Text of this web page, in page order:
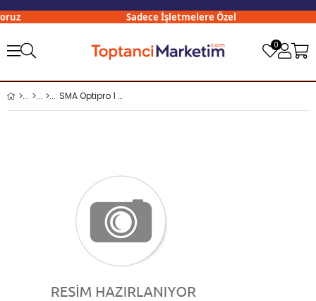
Sadece İşletmelere Özel
0
SMA Optipro 1 800 Gr